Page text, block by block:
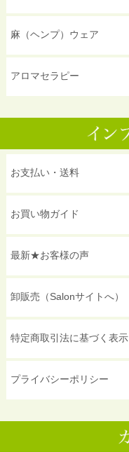
麻（ヘンプ）ウェア
アロマセラピー
お支払い・送料
お買い物ガイド
最新★お客様の声
卸販売（Salonサイトへ）
特定商取引法に基づく表示
プライバシーポリシー